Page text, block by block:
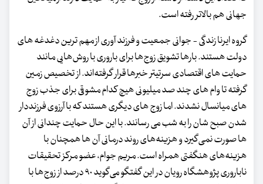
جهانی هم بالاتر رفته است.
گروه ایرنا زندگی - جوانی جمعیت و فرزند آوری از مهم ترین دغدغه های
دولت هستند. بارها تشویق زوج‌ها برای باروری با روش‌هایی مانند
حمایت های اقتصادی سرتیتر خبرها قرار گرفته‌اند. از تخصیص زمین
گرفته تا وام های چند صد میلیونی هیچ کدام مشوقی برای جذب زوج
های میانسال نشدند. اما زوج های دیگری هستند که با آرزوی فرزنددار
شدن صبح شان را به شب می رسانند. با این حال حمایت چندانی از آن
ها صورت نمی‌گیرد و هزینه‌های روند درمانی آن ها همچنان با
هزینه‌های هنگفتی همراه است. مریم جوام، عضو مرکز تحقیقات
ناباروری پژوهشگاه رویان در این گفتگو می‌گوید ۹۰ درصد از زوج‌ها با